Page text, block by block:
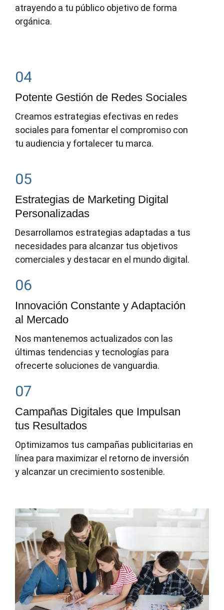
atrayendo a tu público objetivo de forma
orgánica.
04
Potente Gestión de Redes Sociales
Creamos estrategias efectivas en redes
sociales para fomentar el compromiso con
tu audiencia y fortalecer tu marca.
05
Estrategias de Marketing Digital
Personalizadas
Desarrollamos estrategias adaptadas a tus
necesidades para alcanzar tus objetivos
comerciales y destacar en el mundo digital.
06
Innovación Constante y Adaptación
al Mercado
Nos mantenemos actualizados con las
últimas tendencias y tecnologías para
ofrecerte soluciones de vanguardia.
07
Campañas Digitales que Impulsan
tus Resultados
Optimizamos tus campañas publicitarias en
línea para maximizar el retorno de inversión
y alcanzar un crecimiento sostenible.